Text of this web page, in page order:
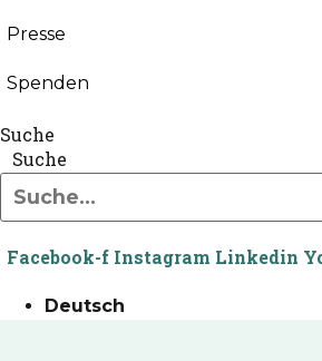
Presse
Spenden
Suche
Suche
Facebook-f Instagram Linkedin
Deutsch